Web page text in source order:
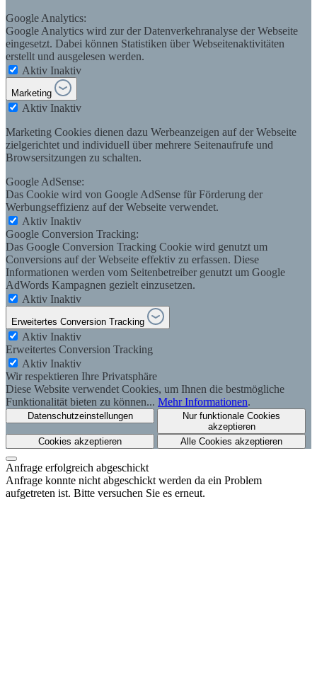
Google Analytics:
Google Analytics wird zur der Datenverkehranalyse der Webseite
eingesetzt. Dabei können Statistiken über Webseitenaktivitäten
erstellt und ausgelesen werden.
Aktiv Inaktiv
Marketing
Aktiv Inaktiv
Marketing Cookies dienen dazu Werbeanzeigen auf der Webseite
zielgerichtet und individuell über mehrere Seitenaufrufe und
Browsersitzungen zu schalten.
Google AdSense:
Das Cookie wird von Google AdSense für Förderung der
Werbungseffizienz auf der Webseite verwendet.
Aktiv Inaktiv
Google Conversion Tracking:
Das Google Conversion Tracking Cookie wird genutzt um
Conversions auf der Webseite effektiv zu erfassen. Diese
Informationen werden vom Seitenbetreiber genutzt um Google
AdWords Kampagnen gezielt einzusetzen.
Aktiv Inaktiv
Erweitertes Conversion Tracking
Aktiv Inaktiv
Erweitertes Conversion Tracking
Aktiv Inaktiv
Wir respektieren Ihre Privatsphäre
Diese Website verwendet Cookies, um Ihnen die bestmögliche
Funktionalität bieten zu können... Mehr Informationen.
Datenschutzeinstellungen
Nur funktionale Cookies
akzeptieren
Cookies akzeptieren
Alle Cookies akzeptieren
Anfrage erfolgreich abgeschickt
Anfrage konnte nicht abgeschickt werden da ein Problem
aufgetreten ist. Bitte versuchen Sie es erneut.